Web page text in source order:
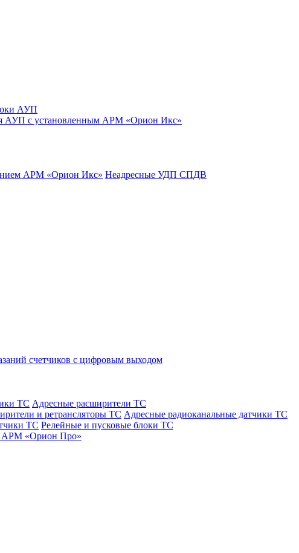
АУП
АУП с установленным АРМ «Орион Икс»
АРМ «Орион Икс» Неадресные УДП СПДВ
счетчиков с цифровым выходом
ТС Адресные расширители ТС
и ретрансляторы ТС Адресные радиоканальные датчики ТС
ТС Релейные и пусковые блоки ТС
АРМ «Орион Про»